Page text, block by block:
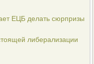
ЕЦБ делать сюрпризы
либерализации